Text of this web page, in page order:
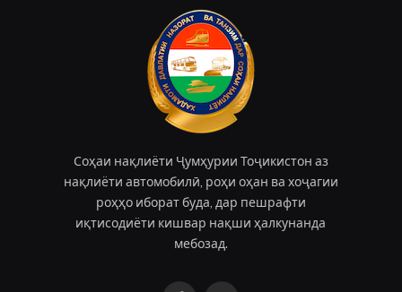
Соҳаи нақлиёти Ҷумҳурии Тоҷикистон аз
нақлиёти автомобилӣ, роҳи оҳан ва хоҷагии
роҳҳо иборат буда, дар пешрафти
иқтисодиёти кишвар нақши ҳалкунанда
мебозад.